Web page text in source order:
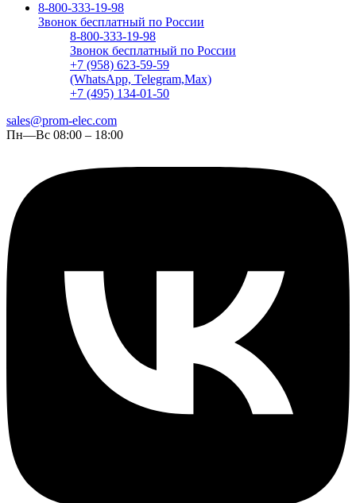
8-800-333-19-98
Звонок бесплатный по России
8-800-333-19-98
Звонок бесплатный по России
+7 (958) 623-59-59
(WhatsApp, Telegram,Max)
+7 (495) 134-01-50
sales@prom-elec.com
Пн—Вс 08:00 – 18:00